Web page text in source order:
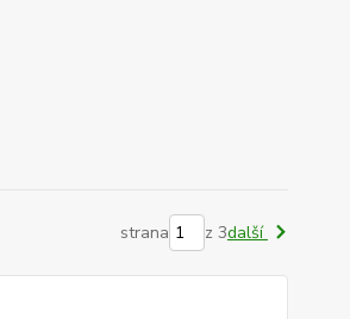
strana z 3další